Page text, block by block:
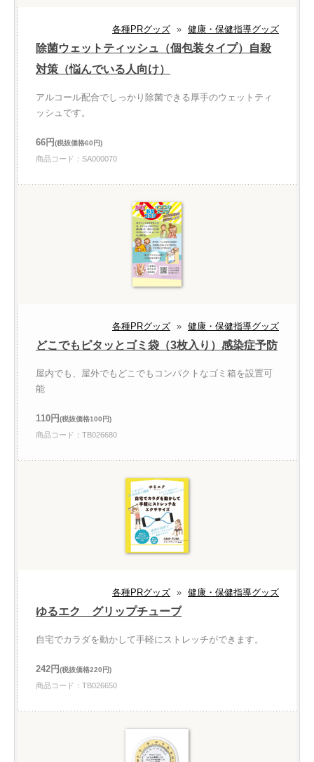
各種PRグッズ » 健康・保健指導グッズ
除菌ウェットティッシュ（個包装タイプ）自殺
対策（悩んでいる人向け）
アルコール配合でしっかり除菌できる厚手のウェットティ
ッシュです。
66円(税抜価格60円)
商品コード：SA000070
各種PRグッズ » 健康・保健指導グッズ
どこでもピタッとゴミ袋（3枚入り）感染症予防
屋内でも、屋外でもどこでもコンパクトなゴミ箱を設置可
能
110円(税抜価格100円)
商品コード：TB026680
各種PRグッズ » 健康・保健指導グッズ
ゆるエク グリップチューブ
自宅でカラダを動かして手軽にストレッチができます。
242円(税抜価格220円)
商品コード：TB026650